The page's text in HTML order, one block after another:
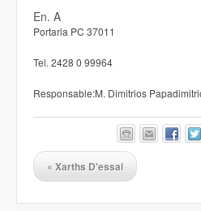
En. A
Portaria PC 37011
Tel. 2428 0 99964
Responsable:M. Dimitrios
« Xarths D'essai